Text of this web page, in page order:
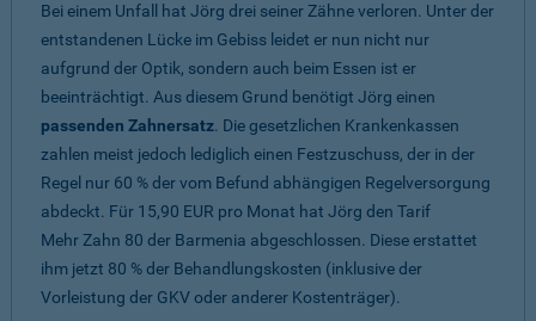
Bei einem Unfall hat Jörg drei seiner Zähne verloren. Unter der
entstandenen Lücke im Gebiss leidet er nun nicht nur
aufgrund der Optik, sondern auch beim Essen ist er
beeinträchtigt. Aus diesem Grund benötigt Jörg einen
passenden Zahnersatz. Die gesetzlichen Krankenkassen
zahlen meist jedoch lediglich einen Festzuschuss, der in der
Regel nur 60 % der vom Befund abhängigen Regelversorgung
abdeckt. Für 15,90 EUR pro Monat hat Jörg den Tarif
Mehr Zahn 80 der Barmenia abgeschlossen. Diese erstattet
ihm jetzt 80 % der Behandlungskosten (inklusive der
Vorleistung der GKV oder anderer Kostenträger).